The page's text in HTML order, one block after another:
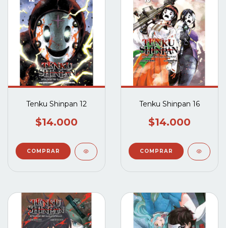
Tenku Shinpan 12
$14.000
Tenku Shinpan 16
$14.000